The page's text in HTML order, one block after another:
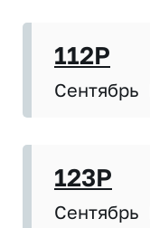
112P
Сентябрь
123P
Сентябрь